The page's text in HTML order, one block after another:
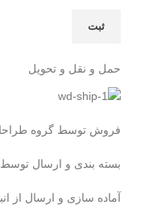
حمل و نقل و تحویل
فروش توسط گروه
بسته بندی و ارسال
آماده سازی و ارسال از